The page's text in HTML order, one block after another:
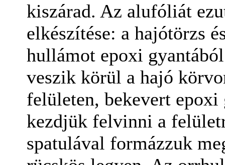
kiszárad. Az alufóliát
elkészítése: a hajótörzs
hullámot epoxi
veszik körül a hajó
felületen, bekevert epoxi
kezdjük felvinni a
spatulával formázzuk